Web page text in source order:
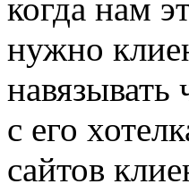
когда нам
нужно
навязывать
с его
сайтов